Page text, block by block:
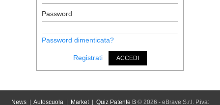
Password
Password dimenticata?
Registrati ACCEDI
News| Autoscuola| Market| Quiz Patente B© 2026 - eBrave S.r.l. P.iva: